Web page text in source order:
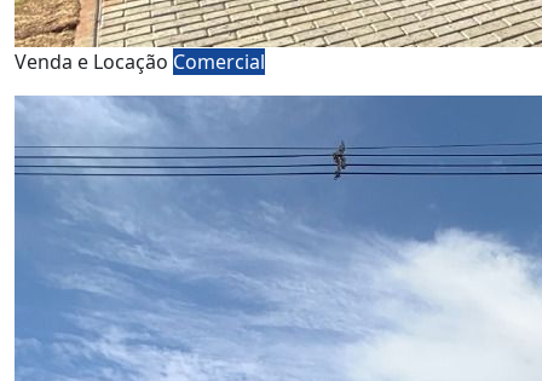
Venda e Locação Comercial